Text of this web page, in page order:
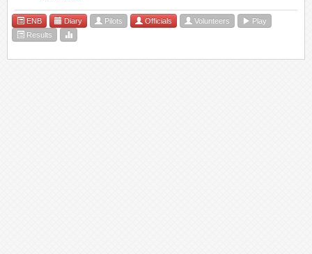
ENB Diary Pilots Officials Volunteers
Play
Results